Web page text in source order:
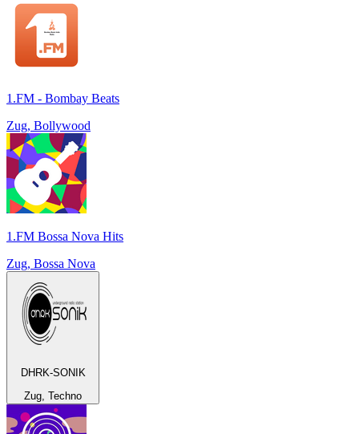
1.FM - Bombay Beats
Zug, Bollywood
1.FM Bossa Nova Hits
Zug, Bossa Nova
DHRK-SONIK
Zug, Techno